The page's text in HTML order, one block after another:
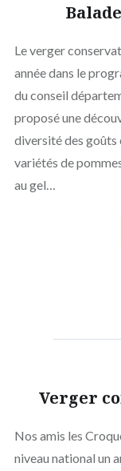
Le verger
année dans le
du conseil
proposé une
diversité des goûts
variétés de
au gel…
Verger
Nos amis les
niveau national un